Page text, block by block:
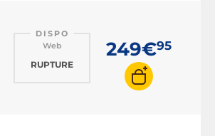
DISPO
Web
RUPTURE
249€95